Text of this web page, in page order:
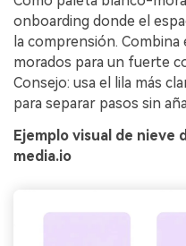
onboarding donde el
la comprensión.
morados para un fuerte
Consejo: usa el lila más
para separar pasos sin
Ejemplo visual de nieve
media.io